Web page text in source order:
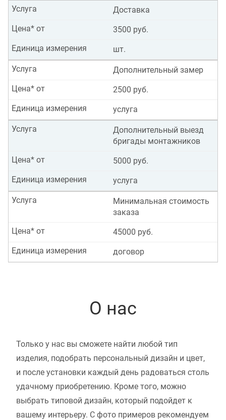
Доставка
Услуга
3500 руб.
Цена* от
шт.
Единица измерения
Дополнительный замер
Услуга
2500 руб.
Цена* от
услуга
Единица измерения
Дополнительный выезд
бригады монтажников
Услуга
5000 руб.
Цена* от
услуга
Единица измерения
Минимальная стоимость
заказа
Услуга
45000 руб.
Цена* от
договор
Единица измерения
О нас
Только у нас вы сможете найти любой тип
изделия, подобрать персональный дизайн и цвет,
и после установки каждый день радоваться столь
удачному приобретению. Кроме того, можно
выбрать типовой дизайн, который подойдет к
вашему интерьеру. С фото примеров рекомендуем